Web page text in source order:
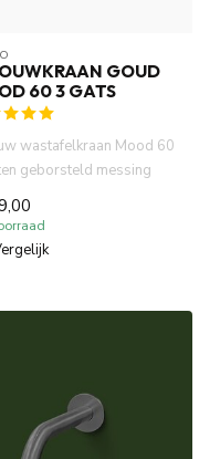
GOUD
60 3 GATS
wastafelkraan Mood 60
geborsteld messing
PVD is gemaakt van ...